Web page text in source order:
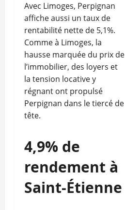
Avec Limoges, Perpignan
affiche aussi un taux de
rentabilité nette de 5,1%.
Comme à Limoges, la
hausse marquée du prix de
l’immobilier, des loyers et
la tension locative y
régnant ont propulsé
Perpignan dans le tiercé de
tête.
4,9% de
rendement à
Saint-Étienne